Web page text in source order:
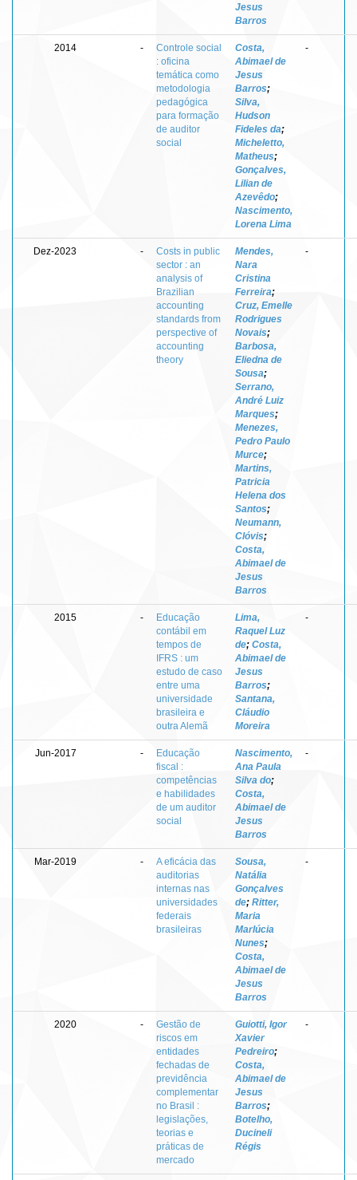
Jesus
Barros
2014 -
Controle social
: oficina
temática como
metodologia
pedagógica
para formação
de auditor
social
Costa,
Abimael de
Jesus
Barros;
Silva,
Hudson
Fideles da;
Micheletto,
Matheus;
Gonçalves,
Lilian de
Azevêdo;
Nascimento,
Lorena Lima
-
Dez-2023 -
Costs in public
sector : an
analysis of
Brazilian
accounting
standards from
perspective of
accounting
theory
Mendes,
Nara
Cristina
Ferreira;
Cruz, Emelle
Rodrigues
Novais;
Barbosa,
Eliedna de
Sousa;
Serrano,
André Luiz
Marques;
Menezes,
Pedro Paulo
Murce;
Martins,
Patricia
Helena dos
Santos;
Neumann,
Clóvis;
Costa,
Abimael de
Jesus
Barros
-
2015 -
Educação
contábil em
tempos de
IFRS : um
estudo de caso
entre uma
universidade
brasileira e
outra Alemã
Lima,
Raquel Luz
de; Costa,
Abimael de
Jesus
Barros;
Santana,
Cláudio
Moreira
-
Jun-2017 -
Educação
fiscal :
competências
e habilidades
de um auditor
social
Nascimento,
Ana Paula
Silva do;
Costa,
Abimael de
Jesus
Barros
-
Mar-2019 -
A eficácia das
auditorias
internas nas
universidades
federais
brasileiras
Sousa,
Natália
Gonçalves
de; Ritter,
Maria
Marlúcia
Nunes;
Costa,
Abimael de
Jesus
Barros
-
2020 -
Gestão de
riscos em
entidades
fechadas de
previdência
complementar
no Brasil :
legislações,
teorias e
práticas de
mercado
Guiotti, Igor
Xavier
Pedreiro;
Costa,
Abimael de
Jesus
Barros;
Botelho,
Ducineli
Régis
-